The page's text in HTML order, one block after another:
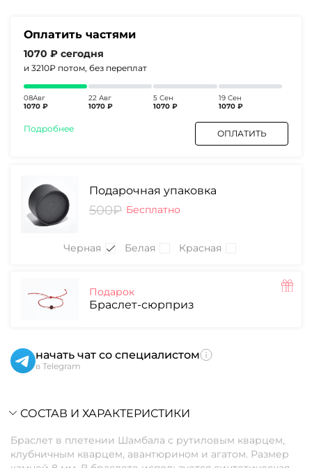
Оплатить частями
1070 ₽ сегодня
и 3210₽ потом, без переплат
08Авг
1070 ₽
22 Авг
1070 ₽
5 Сен
1070 ₽
19 Сен
1070 ₽
Подробнее ОПЛАТИТЬ
Подарочная упаковка
500₽ Бесплатно
Черная Белая Красная
Подарок
Браслет-сюрприз
начать чат со специалистом
в Telegram
СОСТАВ И ХАРАКТЕРИСТИКИ
Браслет в плетении Шамбала с рутиловым кварцем,
клубничным кварцем, авантюрином и агатом. Размер